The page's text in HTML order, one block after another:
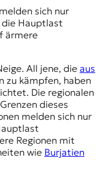
sich nur
die Hauptlast
ärmere
All jene, die aus
zu kämpfen, haben
Die regionalen
dieses
melden sich nur
Regionen mit
wie Burjatien